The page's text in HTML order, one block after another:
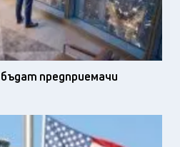
предприемачи